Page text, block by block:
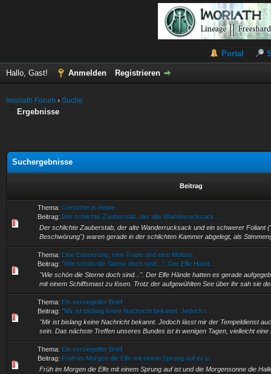
Portal
Hallo, Gast! Anmelden Registrieren
Imoriath Forum › Suche
Ergebnisse
Suchergebnisse
Beitrag
Thema: Gerüchte in Heine
Beitrag: Der schlichte Zauberstab, der alte Wanderrucksack ...
Der schlichte Zauberstab, der alte Wanderrucksack und ein schwerer Foliant
Beschwörung") waren gerade in der schlichten Kammer abgelegt, als
Thema: Eine Erinnerung, eine Träne und eine Melone
Beitrag: "Wie schön die Sterne doch sind...". Der Elfe Händ...
"Wie schön die Sterne doch sind...". Der Elfe Hände hatten es gerade
mit einem Schiffsmast zu lösen. Trotz der aufgewühlten See über ihr sah sie
Thema: Ein versiegelter Brief
Beitrag: "Mir ist bislang keine Nachricht bekannt. Jedoch l...
"Mir ist bislang keine Nachricht bekannt. Jedoch lässt mir der Tempeldienst
sein. Das nächste Treffen unseres Bundes ist in wenigen Tagen, vielleicht eine
Thema: Ein versiegelter Brief
Beitrag: Früh im Morgen die Elfe mit einem Sprung auf ist u...
Früh im Morgen die Elfe mit einem Sprung auf ist und die Morgensonne die